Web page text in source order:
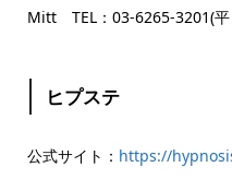
Mitt TEL：03-6265-3201(平
ヒプステ
公式サイト： https://